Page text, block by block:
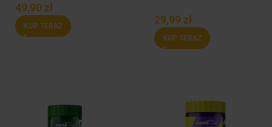
49,90 zł
KUP TERAZ 29,99 zł
KUP TERAZ